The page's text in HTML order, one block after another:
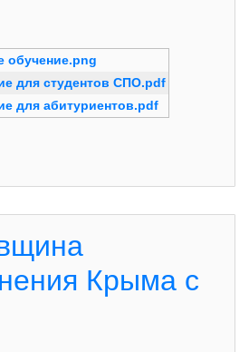
обучение.png
для студентов СПО.pdf
для абитуриентов.pdf
Крыма с